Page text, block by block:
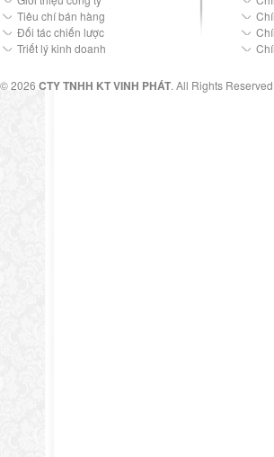
Tiêu chí bán hàng
Đối tác chiến lược
Triết lý kinh doanh
© 2026 CTY TNHH KT VINH PHÁT. All Rights Reserved